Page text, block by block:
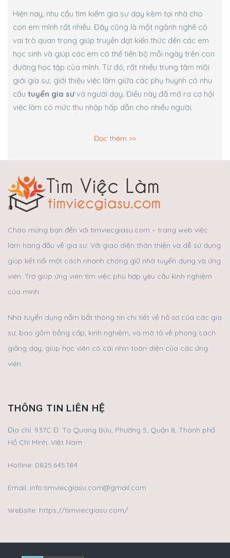
Hiện nay, nhu cầu tìm kiếm gia sư dạy kèm tại nhà cho
con em mình rất nhiều. Đây cũng là một ngành nghề có
vai trò quan trọng giúp truyền đạt kiến thức đến các em
học sinh và giúp các em có thể tiến bộ mỗi ngày trên con
đường học tập của mình. Từ đó, rất nhiều trung tâm môi
giới gia sư, giới thiệu việc làm giữa các phụ huynh có nhu
cầu tuyển gia sưvà người dạy. Điều này đã mở ra cơ hội
việc làm có mức thu nhập hấp dẫn cho nhiều người.
Đọc thêm >>
Chào mừng bạn đến với timviecgiasu.com – trang web việc
làm hàng đầu về gia sư. Với giao diện thân thiện và dễ sử dụng
giúp kết nối một cách nhanh chóng giữ nhà tuyển dụng và ứng
viên. Trợ giúp ứng viên tìm việc phù hợp yêu cầu kình nghiệm
của mình.
Nhà tuyển dụng nắm bắt thông tin chi tiết về hồ sơ của các gia
sư, bao gồm bằng cấp, kinh nghiệm, và mô tả về phong cách
giảng dạy, giúp học viên có cái nhìn toàn diện của các ứng
viên.
THÔNG TIN LIÊN HỆ
Địa chỉ: 937C Đ. Tạ Quang Bửu, Phường 5, Quận 8, Thành phố
Hồ Chí Minh, Việt Nam
Hotline: 0825.645.184
Email: info.timviecgiasu.com@gmail.com
Website: https://timviecgiasu.com/